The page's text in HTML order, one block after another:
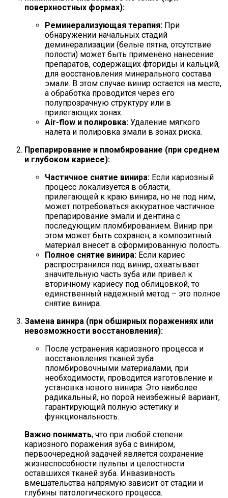
поверхностных формах):
Реминерализующая терапия: При
обнаружении начальных стадий
деминерализации (белые пятна, отсутствие
полости) может быть применено нанесение
препаратов, содержащих фториды и кальций,
для восстановления минерального состава
эмали. В этом случае винир остается на месте,
а обработка проводится через его
полупрозрачную структуру или в
прилегающих зонах.
Air-flow и полировка: Удаление мягкого
налета и полировка эмали в зонах риска.
Препарирование и пломбирование (при среднем
и глубоком кариесе):
Частичное снятие винира: Если кариозный
процесс локализуется в области,
прилегающей к краю винира, но не под ним,
может потребоваться аккуратное частичное
препарирование эмали и дентина с
последующим пломбированием. Винир при
этом может быть сохранен, а композитный
материал внесет в сформированную полость.
Полное снятие винира: Если кариес
распространился под винир, охватывает
значительную часть зуба или привел к
вторичному кариесу под облицовкой, то
единственный надежный метод – это полное
снятие винира.
Замена винира (при обширных поражениях или
невозможности восстановления):
После устранения кариозного процесса и
восстановления тканей зуба
пломбировочными материалами, при
необходимости, проводится изготовление и
установка нового винира. Это наиболее
радикальный, но порой неизбежный вариант,
гарантирующий полную эстетику и
функциональность.
Важно понимать, что при любой степени
кариозного поражения зуба с виниром,
первоочередной задачей является сохранение
жизнеспособности пульпы и целостности
оставшихся тканей зуба. Инвазивность
вмешательства напрямую зависит от стадии и
глубины патологического процесса.